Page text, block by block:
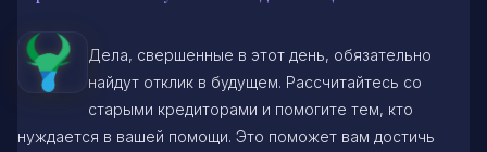
Дела, свершенные в этот день, обязательно
найдут отклик в будущем. Рассчитайтесь со
старыми кредиторами и помогите тем, кто
нуждается в вашей помощи. Это поможет вам достичь